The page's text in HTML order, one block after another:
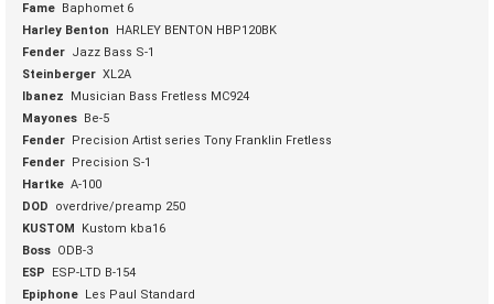
Fame Baphomet 6
Harley Benton
HARLEY BENTON HBP120BK
Fender Jazz Bass S-1
Steinberger XL2A
Ibanez
Musician Bass Fretless MC924
Mayones Be-5
Fender Precision Artist series Tony Franklin Fretless
Fender Precision S-1
Hartke A-100
DOD
overdrive/preamp 250
KUSTOM
Kustom kba16
Boss ODB-3
ESP
ESP-LTD B-154
Epiphone Les Paul Standard